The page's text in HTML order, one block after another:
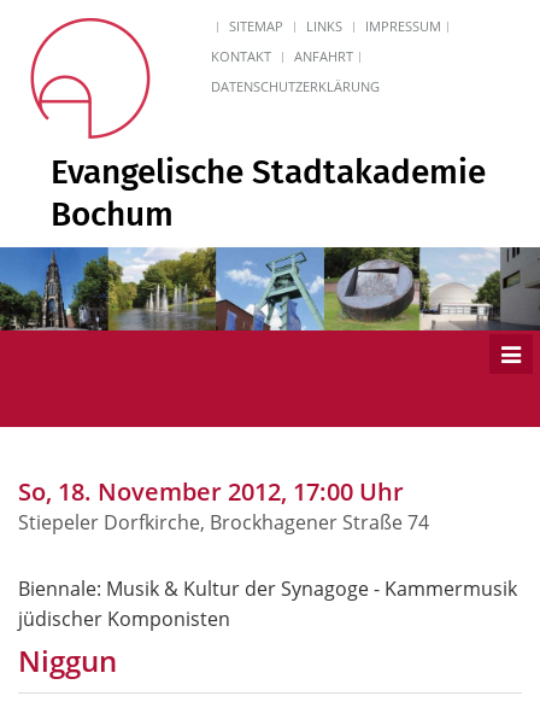
SITEMAP LINKS
IMPRESSUM
KONTAKT
ANFAHRT
DATENSCHUTZERKLÄRUNG
Evangelische Stadtakademie
Bochum
So, 18. November 2012, 17:00 Uhr
Stiepeler Dorfkirche, Brockhagener Straße 74
Biennale: Musik & Kultur der Synagoge - Kammermusik
jüdischer Komponisten
Niggun